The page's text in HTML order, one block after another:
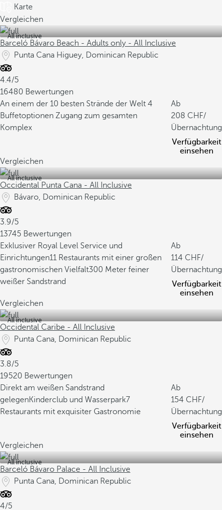
Karte
Vergleichen
All inclusive
Barceló Bávaro Beach - Adults only - All Inclusive
Punta Cana Higuey, Dominican Republic
4.4/5
16480 Bewertungen
An einem der 10 besten Strände der Welt 4
Buffetoptionen Zugang zum gesamten
Komplex
Ab
208
/
Übernachtung
Verfügbarkeit
einsehen
Vergleichen
All inclusive
Occidental Punta Cana - All Inclusive
Bávaro, Dominican Republic
3.9/5
13745 Bewertungen
Exklusiver Royal Level Service und
Einrichtungen11 Restaurants mit einer großen
gastronomischen Vielfalt300 Meter feiner
weißer Sandstrand
Ab
114
/
Übernachtung
Verfügbarkeit
einsehen
Vergleichen
All inclusive
Occidental Caribe - All Inclusive
Punta Cana, Dominican Republic
3.8/5
19520 Bewertungen
Direkt am weißen Sandstrand
gelegenKinderclub und Wasserpark7
Restaurants mit exquisiter Gastronomie
Ab
154
/
Übernachtung
Verfügbarkeit
einsehen
Vergleichen
All inclusive
Barceló Bávaro Palace - All Inclusive
Punta Cana, Dominican Republic
4/5